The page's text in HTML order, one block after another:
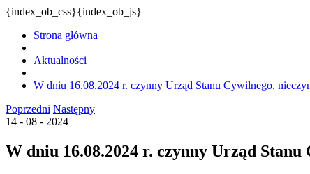
{index_ob_css}{index_ob_js}
Strona główna
Aktualności
W dniu 16.08.2024 r. czynny Urząd Stanu Cywilnego,
Poprzedni Następny
14 - 08 - 2024
W dniu 16.08.2024 r. czynny Urząd